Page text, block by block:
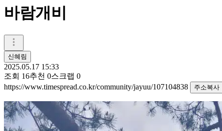
바람개비
신혜림
2025.05.17 15:33
조회 16추천 0스크랩 0
https://www.timespread.co.kr/community/jayuu/107104838
주소복사